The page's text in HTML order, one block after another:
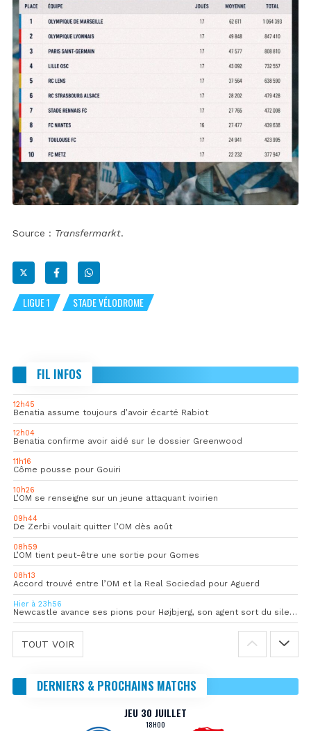
Source : Transfermarkt.
LIGUE 1 STADE VÉLODROME
FIL INFOS
12h45
Benatia assume toujours d’avoir écarté Rabiot
12h04
Benatia confirme avoir aidé sur le dossier Greenwood
11h16
Côme pousse pour Gouiri
10h26
L’OM se renseigne sur un jeune attaquant ivoirien
09h44
De Zerbi voulait quitter l’OM dès août
08h59
L’OM tient peut-être une sortie pour Gomes
08h13
Accord trouvé entre l’OM et la Real Sociedad pour Aguerd
Hier à 23h56
Newcastle avance ses pions pour Højbjerg, son agent sort du silence
TOUT VOIR
DERNIERS & PROCHAINS MATCHS
JEU 30 JUILLET
18H00